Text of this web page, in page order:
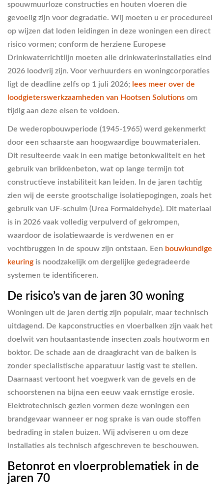
spouwmuurloze constructies en houten vloeren die
gevoelig zijn voor degradatie. Wij moeten u er procedureel
op wijzen dat loden leidingen in deze woningen een direct
risico vormen; conform de herziene Europese
Drinkwaterrichtlijn moeten alle drinkwaterinstallaties eind
2026 loodvrij zijn. Voor verhuurders en woningcorporaties
ligt de deadline zelfs op 1 juli 2026; lees meer over de
loodgieterswerkzaamheden van Hootsen Solutions om
tijdig aan deze eisen te voldoen.
De wederopbouwperiode (1945-1965) werd gekenmerkt
door een schaarste aan hoogwaardige bouwmaterialen.
Dit resulteerde vaak in een matige betonkwaliteit en het
gebruik van brikkenbeton, wat op lange termijn tot
constructieve instabiliteit kan leiden. In de jaren tachtig
zien wij de eerste grootschalige isolatiepogingen, zoals het
gebruik van UF-schuim (Urea Formaldehyde). Dit materiaal
is in 2026 vaak volledig verpulverd of gekrompen,
waardoor de isolatiewaarde is verdwenen en er
vochtbruggen in de spouw zijn ontstaan. Een bouwkundige
keuring is noodzakelijk om dergelijke gedegradeerde
systemen te identificeren.
De risico’s van de jaren 30 woning
Woningen uit de jaren dertig zijn populair, maar technisch
uitdagend. De kapconstructies en vloerbalken zijn vaak het
doelwit van houtaantastende insecten zoals houtworm en
boktor. De schade aan de draagkracht van de balken is
zonder specialistische apparatuur lastig vast te stellen.
Daarnaast vertoont het voegwerk van de gevels en de
schoorstenen na bijna een eeuw vaak ernstige erosie.
Elektrotechnisch gezien vormen deze woningen een
brandgevaar wanneer er nog sprake is van oude stoffen
bedrading in stalen buizen. Wij adviseren u om deze
installaties als technisch afgeschreven te beschouwen.
Betonrot en vloerproblematiek in de
jaren 70